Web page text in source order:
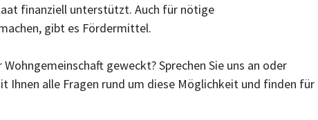
finanziell unterstützt. Auch für nötige
gibt es Fördermittel.
geweckt? Sprechen Sie uns an oder
Ihnen alle Fragen rund um diese Möglichkeit und finden für